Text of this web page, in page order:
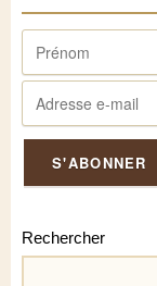
Rechercher